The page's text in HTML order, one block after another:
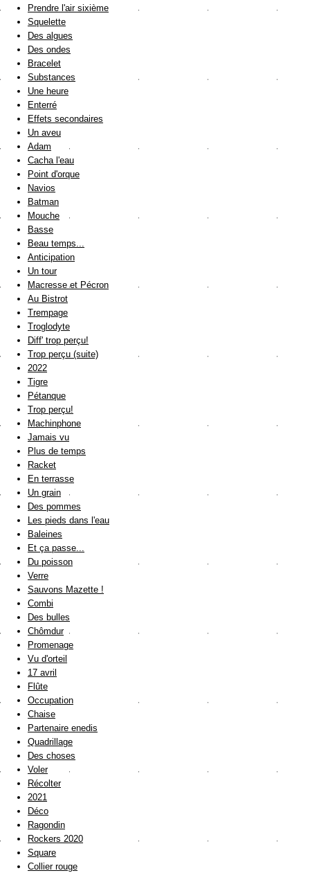
Prendre l'air sixième
Squelette
Des algues
Des ondes
Bracelet
Substances
Une heure
Enterré
Effets secondaires
Un aveu
Adam
Cacha l'eau
Point d'orque
Navios
Batman
Mouche
Basse
Beau temps...
Anticipation
Un tour
Macresse et Pécron
Au Bistrot
Trempage
Troglodyte
Diff' trop perçu!
Trop perçu (suite)
2022
Tigre
Pétanque
Trop perçu!
Machinphone
Jamais vu
Plus de temps
Racket
En terrasse
Un grain
Des pommes
Les pieds dans l'eau
Baleines
Et ça passe...
Du poisson
Verre
Sauvons Mazette !
Combi
Des bulles
Chômdur
Promenage
Vu d'orteil
17 avril
Flûte
Occupation
Chaise
Partenaire enedis
Quadrillage
Des choses
Voler
Récolter
2021
Déco
Ragondin
Rockers 2020
Square
Collier rouge